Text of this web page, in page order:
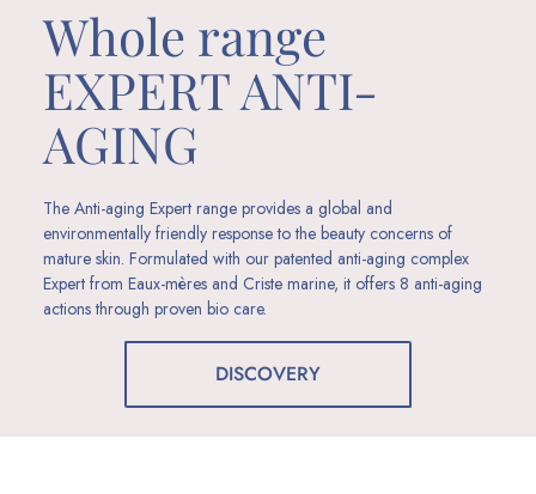
Whole range
EXPERT ANTI-
AGING
The Anti-aging Expert range provides a global and
environmentally friendly response to the beauty concerns of
mature skin. Formulated with our patented anti-aging complex
Expert from Eaux-mères and Criste marine, it offers 8 anti-aging
actions through proven bio care.
DISCOVERY